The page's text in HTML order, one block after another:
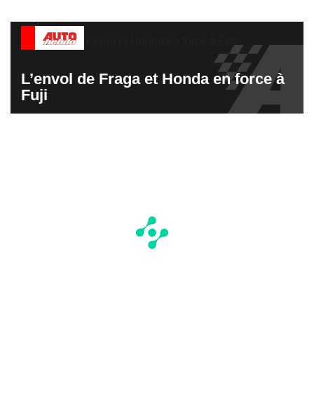
L’envol de Fraga et Honda en force à
Fuji